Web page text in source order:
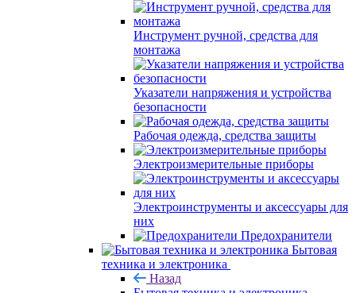
Инструмент ручной, средства для
монтажа
Указатели напряжения и устройства
безопасности
Рабочая одежда, средства защиты
Электроизмерительные приборы
Электроинструменты и аксессуары для
них
Предохранители
Бытовая
техника и электроника
Назад